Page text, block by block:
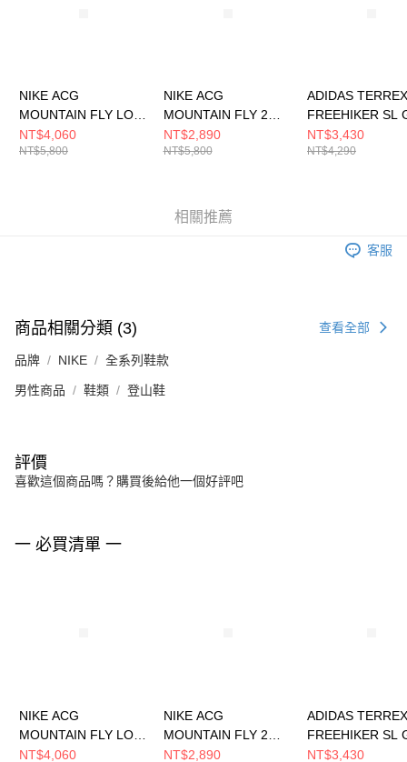
NIKE ACG
MOUNTAIN FLY LOW
GTX SE 男 登山鞋
IB7328002
NT$4,060
NT$5,800
NIKE ACG
MOUNTAIN FLY 2
LOW 男 休閒鞋
HF5700121
NT$2,890
NT$5,800
ADIDAS TERREX
FREEHIKER SL
男 登山鞋 KI5163
NT$3,430
NT$4,290
相關推薦
客服
商品相關分類 (3) 查看全部
品牌 NIKE 全系列鞋款
男性商品 鞋類 登山鞋
評價
喜歡這個商品嗎？購買後給他一個好評吧
一 必買清單 一
NIKE ACG
MOUNTAIN FLY LOW
GTX SE 男 登山鞋
NT$4,060
NIKE ACG
MOUNTAIN FLY 2
LOW 男 休閒鞋
NT$2,890
ADIDAS TERREX
FREEHIKER SL
男 登山鞋 KI5163
NT$3,430